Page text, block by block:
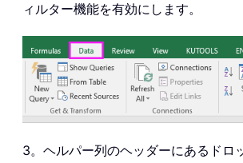
ィルター機能を有効にします。
3。ヘルパー列のヘッダーにあるドロ